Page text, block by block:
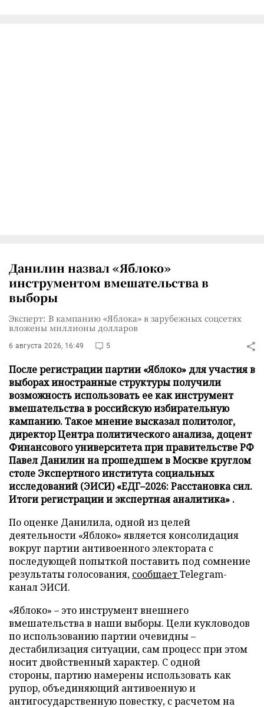
Данилин назвал «Яблоко»
инструментом вмешательства в
выборы
Эксперт: В кампанию «Яблока» в зарубежных соцсетях
вложены миллионы долларов
6 августа 2026, 16:49 5
После регистрации партии «Яблоко» для участия в
выборах иностранные структуры получили
возможность использовать ее как инструмент
вмешательства в российскую избирательную
кампанию. Такое мнение высказал политолог,
директор Центра политического анализа, доцент
Финансового университета при правительстве РФ
Павел Данилин на прошедшем в Москве круглом
столе Экспертного института социальных
исследований (ЭИСИ) «ЕДГ–2026: Расстановка сил.
Итоги регистрации и экспертная аналитика» .
По оценке Данилила, одной из целей
деятельности «Яблоко» является консолидация
вокруг партии антивоенного электората с
последующей попыткой поставить под сомнение
результаты голосования, сообщаетTelegram-
канал ЭИСИ.
«Яблоко» – это инструмент внешнего
вмешательства в наши выборы. Цели кукловодов
по использованию партии очевидны –
дестабилизация ситуации, сам процесс при этом
носит двойственный характер. С одной
стороны, партию намерены использовать как
рупор, объединяющий антивоенную и
антигосударственную повестку, с расчетом на